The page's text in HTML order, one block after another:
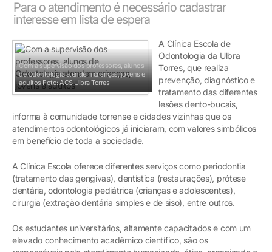
Para o atendimento é necessário cadastrar
interesse em lista de espera
Com a supervisão dos professores, alunos
de Odontologia atendem crianças, jovens e
adultosFoto: ACS Ulbra Torres
A Clínica Escola de
Odontologia da Ulbra
Torres, que realiza
prevenção, diagnóstico e
tratamento das diferentes
lesões dento-bucais,
informa à comunidade torrense e cidades vizinhas que os
atendimentos odontológicos já iniciaram, com valores simbólicos
em benefício de toda a sociedade.
A Clínica Escola oferece diferentes serviços como periodontia
(tratamento das gengivas), dentística (restaurações), prótese
dentária, odontologia pediátrica (crianças e adolescentes),
cirurgia (extração dentária simples e de siso), entre outros.
Os estudantes universitários, altamente capacitados e com um
elevado conhecimento acadêmico científico, são os